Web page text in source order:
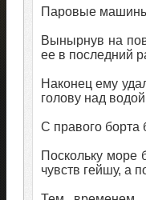
Паровые
Вынырнув на
ее в последний
Наконец ему
голову над
С правого
Поскольку море
чувств гейшу, а